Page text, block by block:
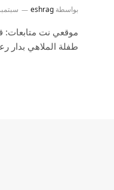
بواسطة eshrag سبتمبر 12, 2022
موقعي نت متابعات:
طفلة الملاهي بدار